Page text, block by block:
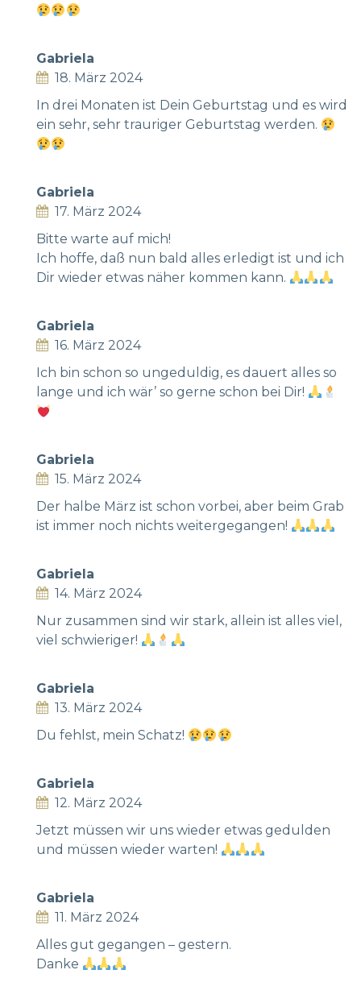
Gabriela
18. März 2024
In drei Monaten ist Dein Geburtstag und es wird
ein sehr, sehr trauriger Geburtstag werden.
Gabriela
17. März 2024
Bitte warte auf mich!
Ich hoffe, daß nun bald alles erledigt ist und ich
Dir wieder etwas näher kommen kann.
Gabriela
16. März 2024
Ich bin schon so ungeduldig, es dauert alles so
lange und ich wär’ so gerne schon bei Dir!
Gabriela
15. März 2024
Der halbe März ist schon vorbei, aber beim Grab
ist immer noch nichts weitergegangen!
Gabriela
14. März 2024
Nur zusammen sind wir stark, allein ist alles viel,
viel schwieriger!
Gabriela
13. März 2024
Du fehlst, mein Schatz!
Gabriela
12. März 2024
Jetzt müssen wir uns wieder etwas gedulden
und müssen wieder warten!
Gabriela
11. März 2024
Alles gut gegangen – gestern.
Danke